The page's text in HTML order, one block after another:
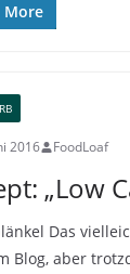
More
2016 FoodLoaf
„Low
Das
Blog, aber